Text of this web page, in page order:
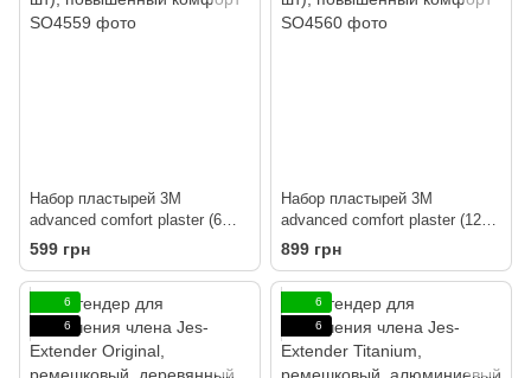
Набор пластырей 3M
advanced comfort plaster (6
шт), повышенный комфорт
599 грн
Набор пластырей 3M
advanced comfort plaster (12
шт), повышенный комфорт
899 грн
6
6
6
6